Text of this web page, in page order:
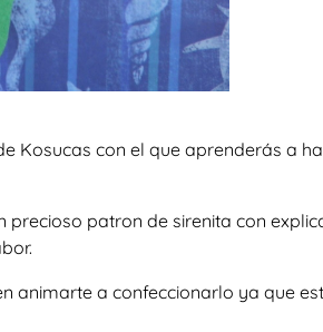
Kosucas con el que aprenderás a
precioso patron de sirenita con
animarte a confeccionarlo ya que